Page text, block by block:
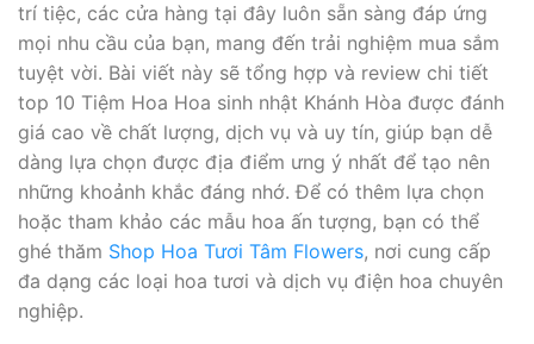
trí tiệc, các cửa hàng tại đây luôn sẵn sàng đáp ứng
mọi nhu cầu của bạn, mang đến trải nghiệm mua sắm
tuyệt vời. Bài viết này sẽ tổng hợp và review chi tiết
top 10 Tiệm Hoa Hoa sinh nhật Khánh Hòa được đánh
giá cao về chất lượng, dịch vụ và uy tín, giúp bạn dễ
dàng lựa chọn được địa điểm ưng ý nhất để tạo nên
những khoảnh khắc đáng nhớ. Để có thêm lựa chọn
hoặc tham khảo các mẫu hoa ấn tượng, bạn có thể
ghé thăm Shop Hoa Tươi Tâm Flowers, nơi cung cấp
đa dạng các loại hoa tươi và dịch vụ điện hoa chuyên
nghiệp.